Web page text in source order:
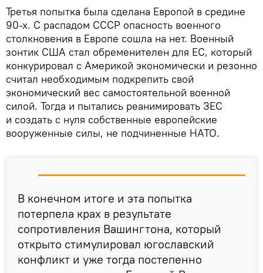
Третья попытка была сделана Европой в средине
90-х. С распадом СССР опасность военного
столкновения в Европе сошла на нет. Военный
зонтик США стал обременителен для ЕС, который
конкурировал с Америкой экономически и резонно
считал необходимым подкрепить свой
экономический вес самостоятельной военной
силой. Тогда и пытались реанимировать ЗЕС
и создать с нуля собственные европейские
вооруженные силы, не подчиненные НАТО.
В конечном итоге и эта попытка
потерпела крах в результате
сопротивления Вашингтона, который
открыто стимулировал югославский
конфликт и уже тогда постепенно